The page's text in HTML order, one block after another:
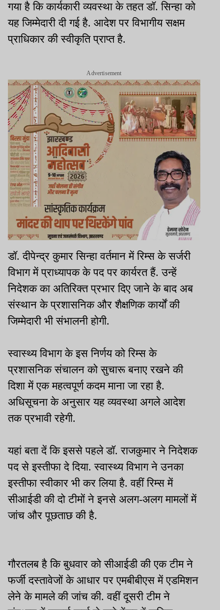
गया है कि कार्यकारी व्यवस्था के तहत डॉ. सिन्हा को
यह जिम्मेदारी दी गई है. आदेश पर विभागीय सक्षम
प्राधिकार की स्वीकृति प्राप्त है.
Advertisement
डॉ. दीपेन्द्र कुमार सिन्हा वर्तमान में रिम्स के सर्जरी
विभाग में प्राध्यापक के पद पर कार्यरत हैं. उन्हें
निदेशक का अतिरिक्त प्रभार दिए जाने के बाद अब
संस्थान के प्रशासनिक और शैक्षणिक कार्यों की
जिम्मेदारी भी संभालनी होगी.
स्वास्थ्य विभाग के इस निर्णय को रिम्स के
प्रशासनिक संचालन को सुचारू बनाए रखने की
दिशा में एक महत्वपूर्ण कदम माना जा रहा है.
अधिसूचना के अनुसार यह व्यवस्था अगले आदेश
तक प्रभावी रहेगी.
यहां बता दें कि इससे पहले डॉ. राजकुमार ने निदेशक
पद से इस्तीफा दे दिया. स्वास्थ्य विभाग ने उनका
इस्तीफा स्वीकार भी कर लिया है. वहीं रिम्स में
सीआईडी की दो टीमों ने इनसे अलग-अलग मामलों में
जांच और पूछताछ की है.
गौरतलब है कि बुधवार को सीआईडी की एक टीम ने
फर्जी दस्तावेजों के आधार पर एमबीबीएस में एडमिशन
लेने के मामले की जांच की. वहीं दूसरी टीम ने